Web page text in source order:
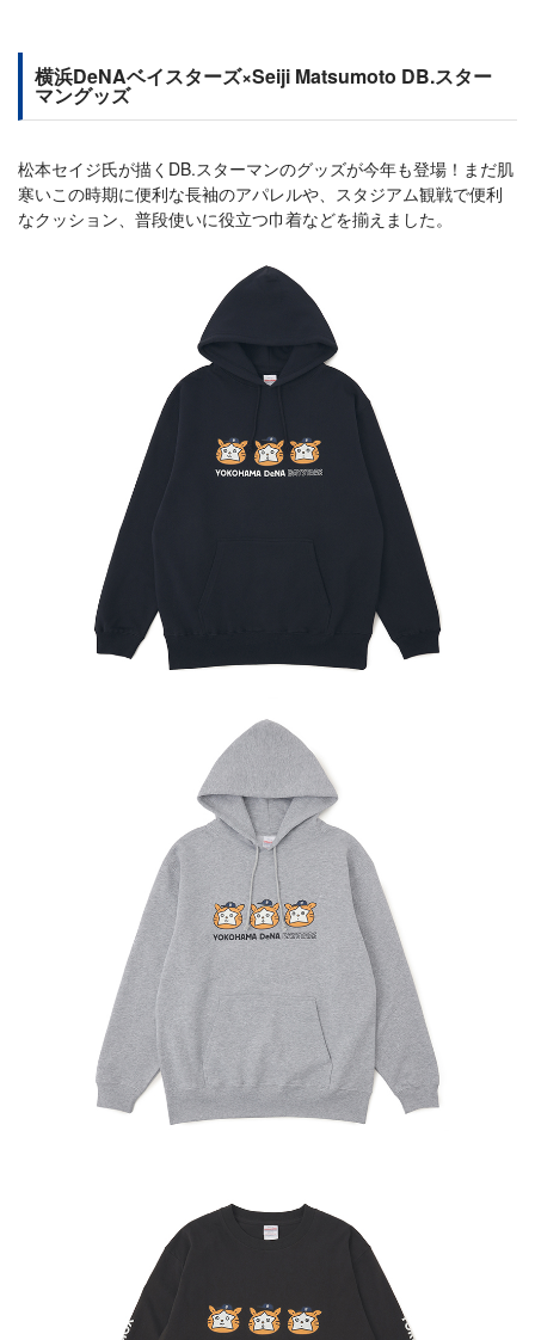
横浜DeNAベイスターズ×Seiji Matsumoto DB.スター
マングッズ
松本セイジ氏が描くDB.スターマンのグッズが今年も登場！まだ肌
寒いこの時期に便利な長袖のアパレルや、スタジアム観戦で便利
なクッション、普段使いに役立つ巾着などを揃えました。